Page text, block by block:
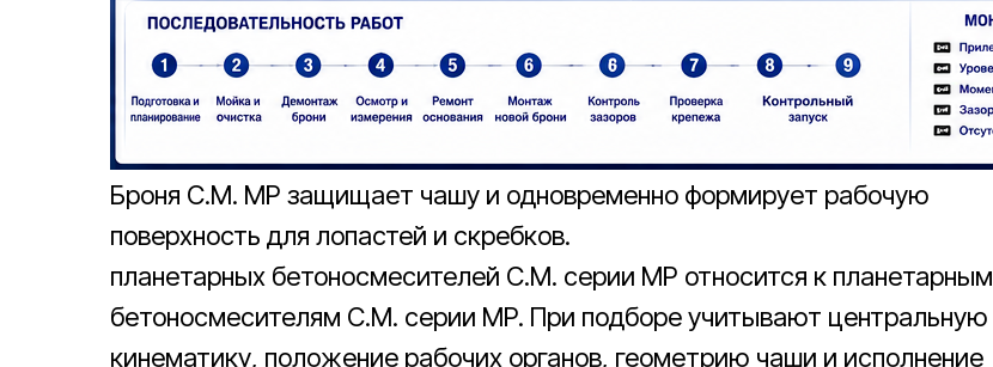
Броня C.M. MP защищает чашу и одновременно формирует рабочую
поверхность для лопастей и скребков.
планетарных бетоносмесителей C.M. серии MP относится к планетарным
бетоносмесителям C.M. серии MP. При подборе учитывают центральную
кинематику, положение рабочих органов, геометрию чаши и исполнение